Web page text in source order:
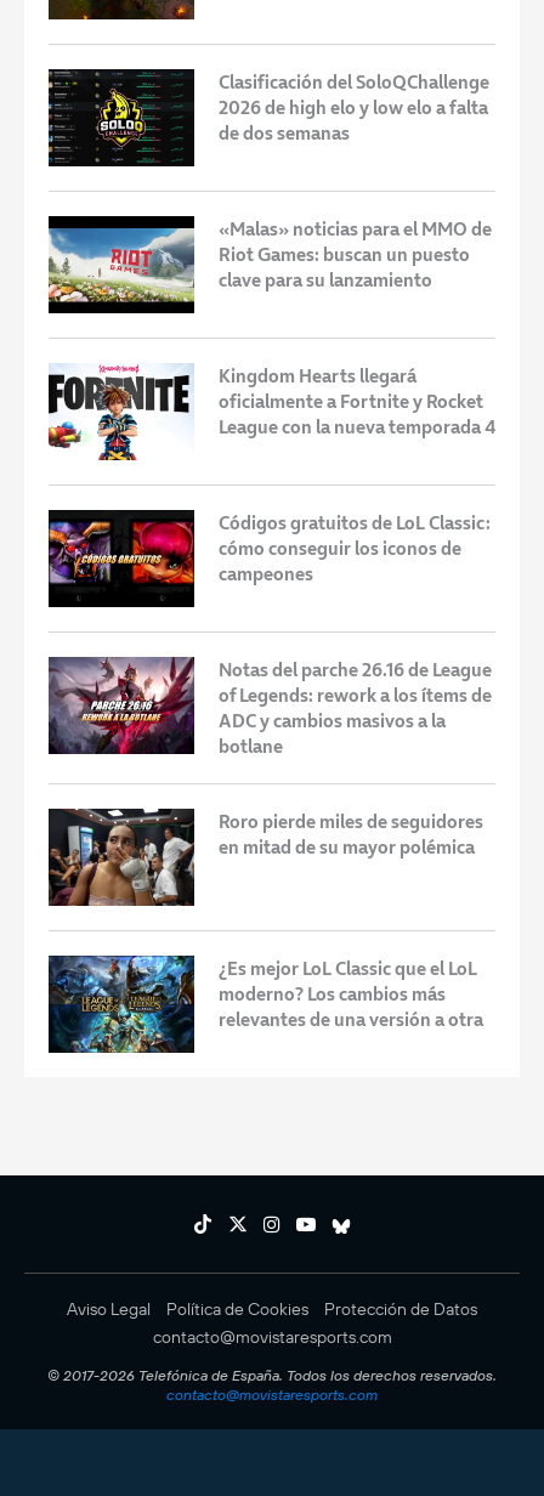
Clasificación del SoloQChallenge
2026 de high elo y low elo a falta
de dos semanas
«Malas» noticias para el MMO de
Riot Games: buscan un puesto
clave para su lanzamiento
Kingdom Hearts llegará
oficialmente a Fortnite y Rocket
League con la nueva temporada 4
Códigos gratuitos de LoL Classic:
cómo conseguir los iconos de
campeones
Notas del parche 26.16 de League
of Legends: rework a los ítems de
ADC y cambios masivos a la
botlane
Roro pierde miles de seguidores
en mitad de su mayor polémica
¿Es mejor LoL Classic que el LoL
moderno? Los cambios más
relevantes de una versión a otra
Aviso Legal Política de Cookies
Protección de Datos
contacto@movistaresports.com
© 2017-2026 Telefónica de España. Todos los derechos reservados.
contacto@movistaresports.com